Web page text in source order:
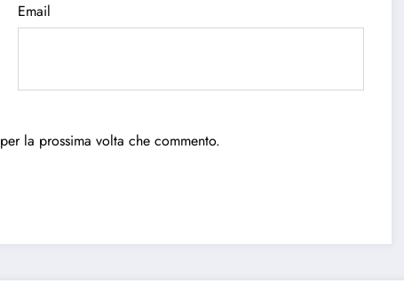
Email
la prossima volta che commento.